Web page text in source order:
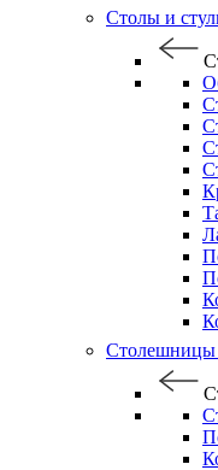
Столы и
Столешницы